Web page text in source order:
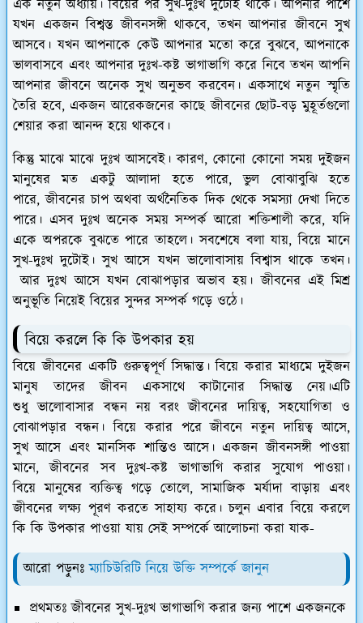
এক নতুন অধ্যায়। বিয়ের পর সুখ-দুঃখ দুটোই থাকে। আপনার পাশে
যখন একজন বিশ্বস্ত জীবনসঙ্গী থাকবে, তখন আপনার জীবনে সুখ
আসবে। যখন আপনাকে কেউ আপনার মতো করে বুঝবে, আপনাকে
ভালবাসবে এবং আপনার দুঃখ-কষ্ট ভাগাভাগি করে নিবে তখন আপনি
আপনার জীবনে অনেক সুখ অনুভব করবেন। একসাথে নতুন স্মৃতি
তৈরি হবে, একজন আরেকজনের কাছে জীবনের ছোট-বড় মুহূর্তগুলো
শেয়ার করা আনন্দ হয়ে থাকবে।
কিন্তু মাঝে মাঝে দুঃখ আসবেই। কারণ, কোনো কোনো সময় দুইজন
মানুষের মত একটু আলাদা হতে পারে, ভুল বোঝাবুঝি হতে
পারে, জীবনের চাপ অথবা অর্থনৈতিক দিক থেকে সমস্যা দেখা দিতে
পারে। এসব দুঃখ অনেক সময় সম্পর্ক আরো শক্তিশালী করে, যদি
একে অপরকে বুঝতে পারে তাহলে। সবশেষে বলা যায়, বিয়ে মানে
সুখ-দুঃখ দুটোই। সুখ আসে যখন ভালোবাসায় বিশ্বাস থাকে তখন।
আর দুঃখ আসে যখন বোঝাপড়ার অভাব হয়। জীবনের এই মিশ্র
অনুভূতি নিয়েই বিয়ের সুন্দর সম্পর্ক গড়ে ওঠে।
বিয়ে করলে কি কি উপকার হয়
বিয়ে জীবনের একটি গুরুত্বপূর্ণ সিদ্ধান্ত। বিয়ে করার মাধ্যমে দুইজন
মানুষ তাদের জীবন একসাথে কাটানোর সিদ্ধান্ত নেয়।এটি
শুধু ভালোবাসার বন্ধন নয় বরং জীবনের দায়িত্ব, সহযোগিতা ও
বোঝাপড়ার বন্ধন। বিয়ে করার পরে জীবনে নতুন দায়িত্ব আসে,
সুখ আসে এবং মানসিক শান্তিও আসে। একজন জীবনসঙ্গী পাওয়া
মানে, জীবনের সব দুঃখ-কষ্ট ভাগাভাগি করার সুযোগ পাওয়া।
বিয়ে মানুষের ব্যক্তিত্ব গড়ে তোলে, সামাজিক মর্যাদা বাড়ায় এবং
জীবনের লক্ষ্য পূরণ করতে সাহায্য করে। চলুন এবার বিয়ে করলে
কি কি উপকার পাওয়া যায় সেই সম্পর্কে আলোচনা করা যাক-
আরো পড়ুনঃম্যাচিউরিটি নিয়ে উক্তি সম্পর্কে জানুন
প্রথমতঃ জীবনের সুখ-দুঃখ ভাগাভাগি করার জন্য পাশে একজনকে